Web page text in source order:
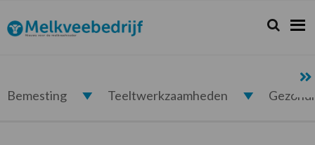
de
hoofdnavigatie
de
hoofd
de
eerste
de
voettekst
Melkveebedrijf.nl Zoeken...
Zoek
Bemesting Teeltwerkzaamheden